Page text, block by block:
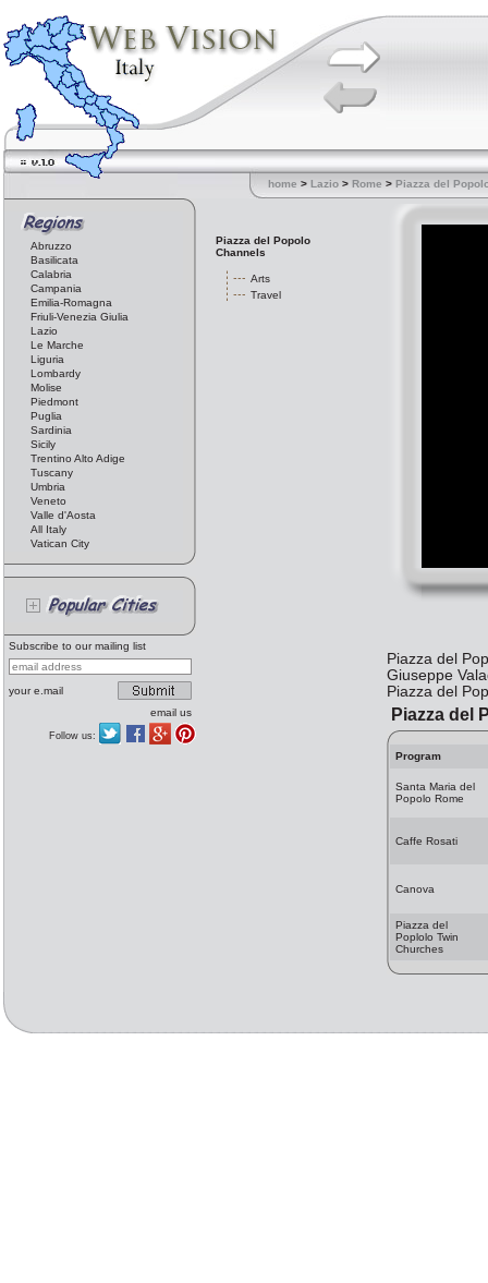
home > Lazio > Rome > Piazza del
Abruzzo
Basilicata
Calabria
Campania
Emilia-Romagna
Friuli-Venezia Giulia
Lazio
Le Marche
Liguria
Lombardy
Molise
Piedmont
Puglia
Sardinia
Sicily
Trentino Alto Adige
Tuscany
Umbria
Veneto
Valle d'Aosta
All Italy
Vatican City
Subscribe to our mailing list
your e.mail
email us
Follow us:
Piazza del Popolo
Channels
Arts
Travel
Piazza del
Giuseppe
Piazza del
Piazza del
Program
Santa Maria del
Popolo Rome
Caffe Rosati
Canova
Piazza del
Poplolo Twin
Churches